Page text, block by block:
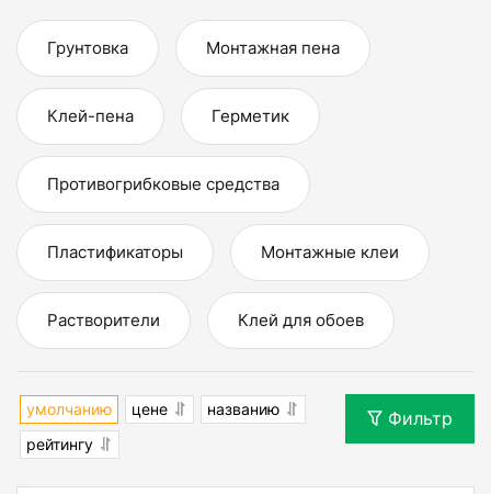
Грунтовка Монтажная пена
Клей-пена Герметик
Противогрибковые средства
Пластификаторы Монтажные клеи
Растворители Клей для обоев
умолчанию цене
названию
рейтингу
Фильтр